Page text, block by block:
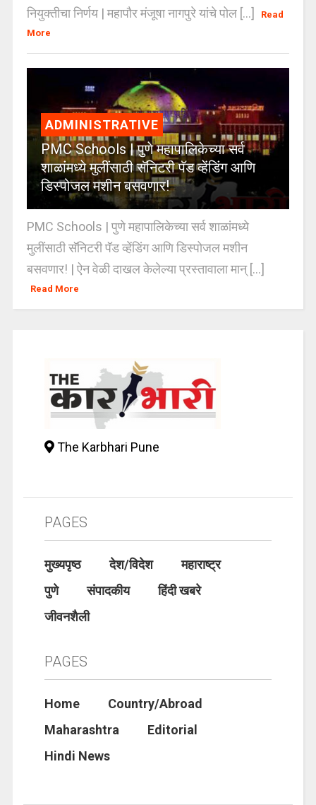
नियुक्तीचा निर्णय | महापौर मंजूषा नागपुरे यांचे पोल [...]
Read
More
ADMINISTRATIVE
PMC Schools | पुणे महापालिकेच्या सर्व
शाळांमध्ये मुलींसाठी सॅनिटरी पॅड व्हेंडिंग आणि
डिस्पोजल मशीन बसवणार!
PMC Schools | पुणे महापालिकेच्या सर्व शाळांमध्ये
मुलींसाठी सॅनिटरी पॅड व्हेंडिंग आणि डिस्पोजल मशीन
बसवणार! | ऐन वेळी दाखल केलेल्या प्रस्तावाला मान् [...]
Read More
The Karbhari Pune
PAGES
मुख्यपृष्ठ देश/विदेश
महाराष्ट्र
पुणे
संपादकीय
हिंदी खबरे
जीवनशैली
PAGES
Home
Country/Abroad
Maharashtra
Editorial
Hindi News